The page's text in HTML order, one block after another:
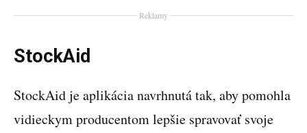
Reklamy
StockAid
StockAid je aplikácia navrhnutá tak, aby pomohla
vidieckym producentom lepšie spravovať svoje